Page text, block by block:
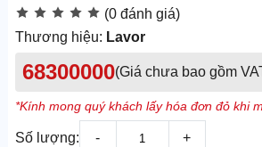
(0 đánh giá)
Thương hiệu: Lavor
68300000(Giá chưa bao gồm
*Kính mong quý khách lấy hóa đơn đỏ khi
Số lượng: - +